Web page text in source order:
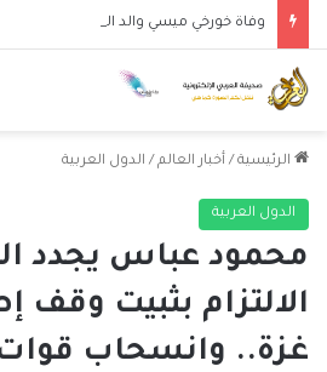
وفاة خورخي ميسي والد النجم الأرجنتيني
الرئيسية / أخبار العالم / الدول العربية
الدول العربية
محمود عباس يجدد
الالتزام بثبيت وقف
غزة.. وانسحاب قوات